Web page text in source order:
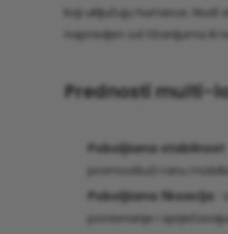
koji uključuju humerus.
napravljen od titanijuma ili
Prednosti multi-
Poboljšana stabilnost
promovišući ranu
Poboljšana fiksacija
poravnanje i